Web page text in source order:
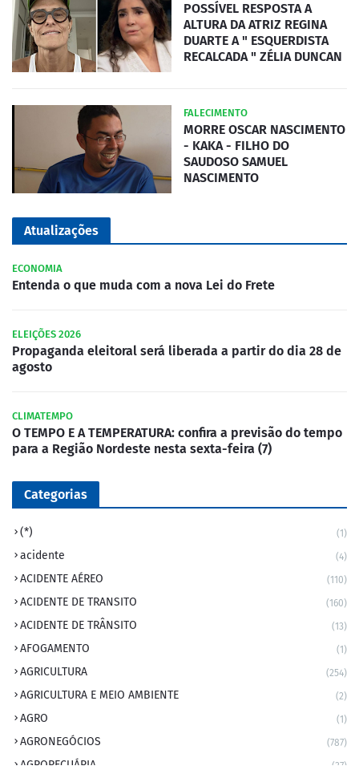
POSSÍVEL RESPOSTA A
ALTURA DA ATRIZ REGINA
DUARTE A " ESQUERDISTA
RECALCADA " ZÉLIA DUNCAN
FALECIMENTO
MORRE OSCAR NASCIMENTO
- KAKA - FILHO DO
SAUDOSO SAMUEL
NASCIMENTO
Atualizações
ECONOMIA
Entenda o que muda com a nova Lei do Frete
ELEIÇÕES 2026
Propaganda eleitoral será liberada a partir do dia 28 de
agosto
CLIMATEMPO
O TEMPO E A TEMPERATURA: confira a previsão do tempo
para a Região Nordeste nesta sexta-feira (7)
Categorias
(*) (1)
acidente (4)
ACIDENTE AÉREO (110)
ACIDENTE DE TRANSITO (160)
ACIDENTE DE TRÂNSITO (13)
AFOGAMENTO (1)
AGRICULTURA (254)
AGRICULTURA E MEIO AMBIENTE (2)
AGRO (1)
AGRONEGÓCIOS (787)
AGROPECUÁRIA (37)